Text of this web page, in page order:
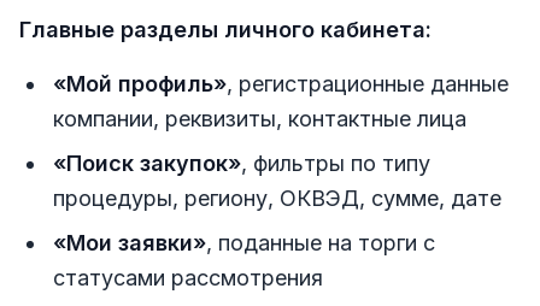
Главные разделы личного кабинета:
«Мой профиль», регистрационные данные
компании, реквизиты, контактные лица
«Поиск закупок», фильтры по типу
процедуры, региону, ОКВЭД, сумме, дате
«Мои заявки», поданные на торги с
статусами рассмотрения